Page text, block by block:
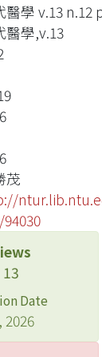
醫學 v.13 n.12
醫學,v.13
茂
94030
13
Date
2026